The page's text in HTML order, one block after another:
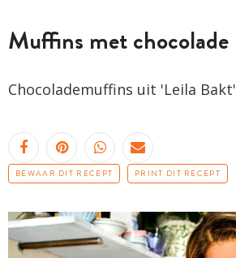
Muffins met chocolade
Chocolademuffins uit 'Leila Bakt'
BEWAAR DIT RECEPT PRINT DIT RECEPT